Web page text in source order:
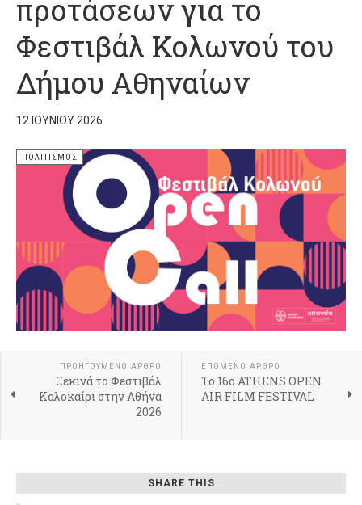
προτάσεων για το
Φεστιβάλ Κολωνού του
Δήμου Αθηναίων
12 ΙΟΥΝΊΟΥ 2026
ΠΟΛΙΤΙΣΜΌΣ
ΠΡΟΗΓΟΎΜΕΝΟ ΆΡΘΡΟ
Ξεκινά το Φεστιβάλ
Καλοκαίρι στην Αθήνα
2026
ΕΠΌΜΕΝΟ ΆΡΘΡΟ
Το 16o ATHENS OPEN
AIR FILM FESTIVAL
SHARE THIS